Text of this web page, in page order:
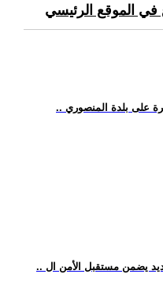
في الموقع الرئيسي
على بلدة المنصوري
يضمن مستقبل الأمن ال